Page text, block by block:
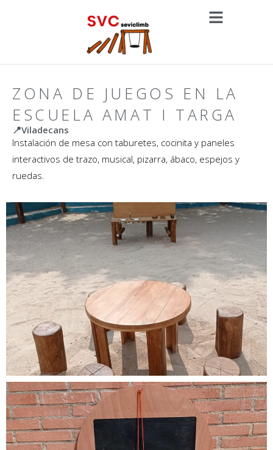
ZONA DE JUEGOS EN LA
ESCUELA AMAT I TARGA
📍Viladecans
Instalación de mesa con taburetes, cocinita y paneles
interactivos de trazo, musical, pizarra, ábaco, espejos y
ruedas.